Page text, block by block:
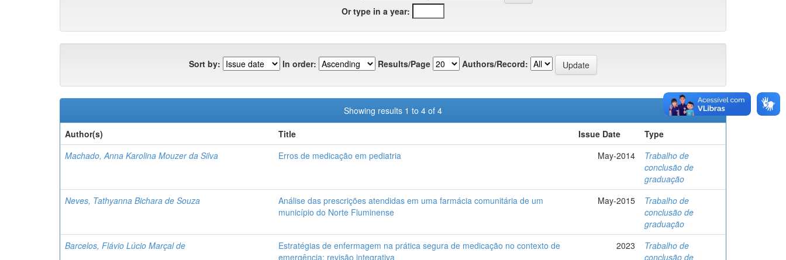
Or type in a year:
Sort by: In order: Results/Page Authors/Record:
Showing results 1 to 4 of 4
Author(s)
Title Issue Date
Type
Machado, Anna Karolina Mouzer da Silva
Erros de medicação em pediatria May-2014
Trabalho de
conclusão de
graduação
Neves, Tathyanna Bichara de Souza
Análise das prescrições atendidas em uma farmácia comunitária de um
município do Norte Fluminense
May-2015
Trabalho de
conclusão de
graduação
Barcelos, Flávio Lúcio Marçal de
Estratégias de enfermagem na prática segura de medicação no contexto de
emergência: revisão integrativa
2023
Trabalho de
conclusão de